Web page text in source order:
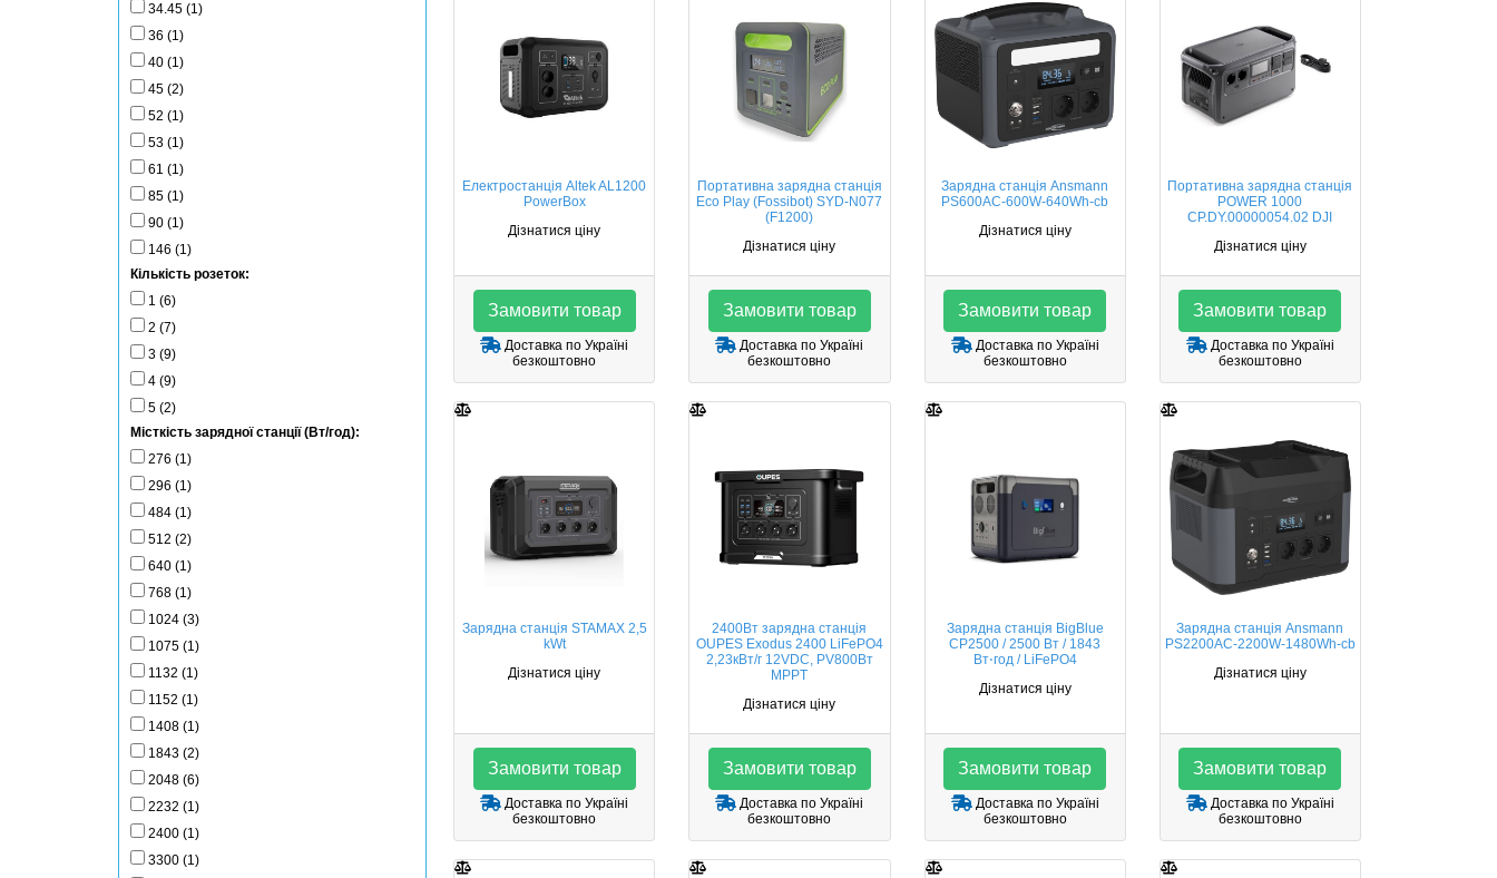
34.45 (1)
36 (1)
40 (1)
45 (2)
52 (1)
53 (1)
61 (1)
85 (1)
90 (1)
146 (1)
Кількість розеток:
1 (6)
2 (7)
3 (9)
4 (9)
5 (2)
Місткість зарядної станції (Вт/год):
276 (1)
296 (1)
484 (1)
512 (2)
640 (1)
768 (1)
1024 (3)
1075 (1)
1132 (1)
1152 (1)
1408 (1)
1843 (2)
2048 (6)
2232 (1)
2400 (1)
3300 (1)
Електростанція Altek AL1200
PowerBox
Дізнатися ціну
Замовити товар
Доставка по Україні
безкоштовно
Портативна зарядна станція
Eco Play (Fossibot) SYD-N077
(F1200)
Дізнатися ціну
Замовити товар
Доставка по Україні
безкоштовно
Зарядна станція Ansmann
PS600AC-600W-640Wh-cb
Дізнатися ціну
Замовити товар
Доставка по Україні
безкоштовно
Портативна зарядна станція
POWER 1000
CP.DY.00000054.02 DJI
Дізнатися ціну
Замовити товар
Доставка по Україні
безкоштовно
Зарядна станція STAMAX 2,5
kWt
Дізнатися ціну
Замовити товар
Доставка по Україні
безкоштовно
2400Вт зарядна станція
OUPES Exodus 2400 LiFePO4
2,23кВт/г 12VDC, PV800Вт
MPPT
Дізнатися ціну
Замовити товар
Доставка по Україні
безкоштовно
Зарядна станція BigBlue
CP2500 / 2500 Вт / 1843
Вт⋅год / LiFePO4
Дізнатися ціну
Замовити товар
Доставка по Україні
безкоштовно
Зарядна станція Ansmann
PS2200AC-2200W-1480Wh-cb
Дізнатися ціну
Замовити товар
Доставка по Україні
безкоштовно